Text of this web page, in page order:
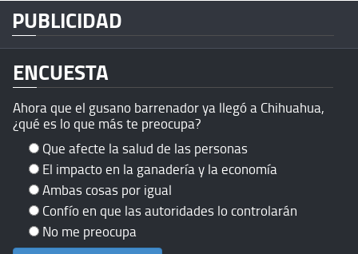
PUBLICIDAD
ENCUESTA
Ahora que el gusano barrenador ya llegó a Chihuahua,
¿qué es lo que más te preocupa?
Que afecte la salud de las personas
El impacto en la ganadería y la economía
Ambas cosas por igual
Confío en que las autoridades lo controlarán
No me preocupa